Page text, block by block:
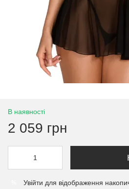
В наявності
2 059 грн
Увійти для відображення